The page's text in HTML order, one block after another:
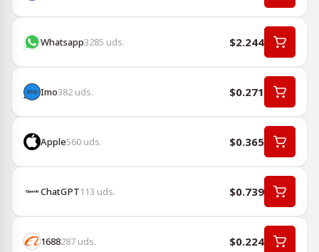
Whatsapp3285 uds. $2.244
Imo382 uds. $0.271
Apple560 uds. $0.365
ChatGPT113 uds. $0.739
1688287 uds. $0.224